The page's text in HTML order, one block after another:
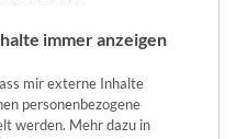
immer anzeigen
mir externe Inhalte
personenbezogene
werden. Mehr dazu in